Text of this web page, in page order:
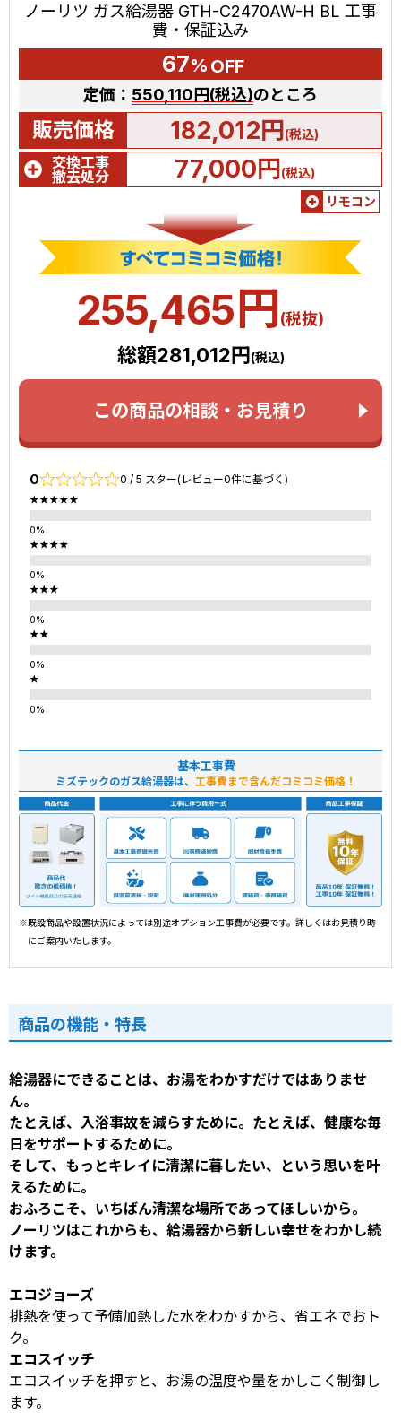
ノーリツ ガス給湯器 GTH-C2470AW-H BL 工事
費・保証込み
67% OFF
定価： 550,110円(税込)のところ
販売価格 182,012円(税込)
交換工事
撤去処分
77,000円(税込)
リモコン
255,465円(税抜)
総額281,012円(税込)
この商品の相談・お見積り
0 0 / 5 スター(レビュー0件に基づく)
★★★★★
★★★★
★★★
★★
★
基本工事費
ミズテックのガス給湯器は、 工事費まで含んだコミコミ価格！
※既設商品や設置状況によっては別途オプション工事費が必要です。詳しくはお見積り時
にご案内いたします。
商品の機能・特長
給湯器にできることは、お湯をわかすだけではありませ
ん。
たとえば、入浴事故を減らすために。たとえば、健康な毎
日をサポートするために。
そして、もっとキレイに清潔に暮したい、という思いを叶
えるために。
おふろこそ、いちばん清潔な場所であってほしいから。
ノーリツはこれからも、給湯器から新しい幸せをわかし続
けます。
エコジョーズ
排熱を使って予備加熱した水をわかすから、省エネでおト
ク。
エコスイッチ
エコスイッチを押すと、お湯の温度や量をかしこく制御し
ます。